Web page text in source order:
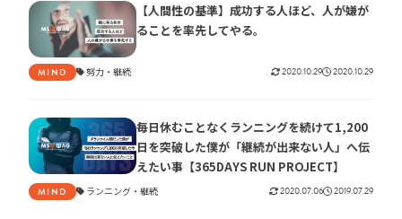
【人間性の基準】成功する人ほど、人が嫌が
ることを率先してやる。
MIND 努力 継続 2020.10.29 2020.10.29
毎日休むことなくランニングを続けて1,200
日を突破した僕が「継続が出来ない人」へ伝
えたい事【365DAYS RUN PROJECT】
MIND ランニング 継続 2020.07.06 2019.07.29